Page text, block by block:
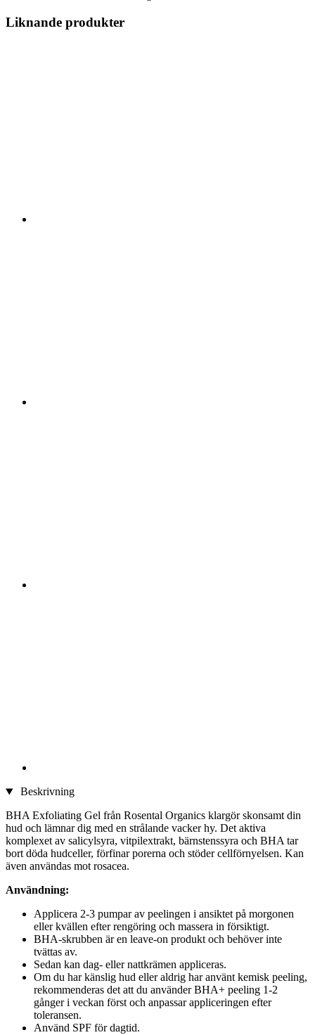
Liknande produkter
Beskrivning
BHA Exfoliating Gel från Rosental Organics klargör skonsamt din
hud och lämnar dig med en strålande vacker hy. Det aktiva
komplexet av salicylsyra, vitpilextrakt, bärnstenssyra och BHA tar
bort döda hudceller, förfinar porerna och stöder cellförnyelsen. Kan
även användas mot rosacea.
Användning:
Applicera 2-3 pumpar av peelingen i ansiktet på morgonen
eller kvällen efter rengöring och massera in försiktigt.
BHA-skrubben är en leave-on produkt och behöver inte
tvättas av.
Sedan kan dag- eller nattkrämen appliceras.
Om du har känslig hud eller aldrig har använt kemisk peeling,
rekommenderas det att du använder BHA+ peeling 1-2
gånger i veckan först och anpassar appliceringen efter
toleransen.
Använd SPF för dagtid.